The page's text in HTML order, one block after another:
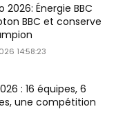
2026: Énergie BBC
BBC et conserve
14:58:23
: 16 équipes, 6
une compétition